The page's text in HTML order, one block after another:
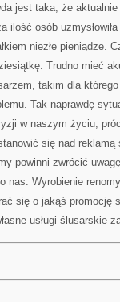
jest taka, że
ilość osób
niezłe pieniądze.
Trudno mieć
takim dla
Tak naprawdę
w naszym życiu,
się nad
powinni zwrócić
nas. Wyrobienie
się o jakąś promocję
usługi ślusarskie